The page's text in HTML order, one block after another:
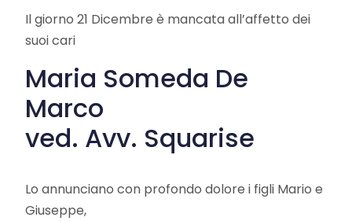
Il giorno 21 Dicembre è mancata all’affetto dei
suoi cari
Maria Someda De
Marco
ved. Avv. Squarise
Lo annunciano con profondo dolore i figli Mario e
Giuseppe,